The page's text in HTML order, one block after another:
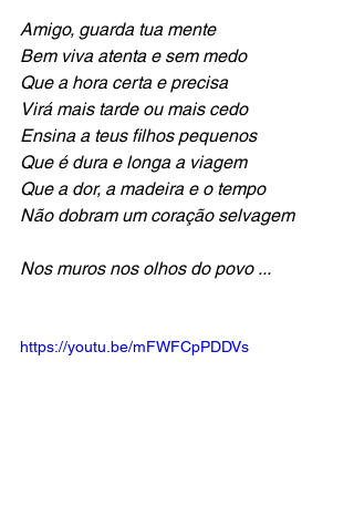
Amigo, guarda tua mente
Bem viva atenta e sem medo
Que a hora certa e precisa
Virá mais tarde ou mais cedo
Ensina a teus filhos pequenos
Que é dura e longa a viagem
Que a dor, a madeira e o tempo
Não dobram um coração selvagem
Nos muros nos olhos do povo ...
https://youtu.be/mFWFCpPDDVs